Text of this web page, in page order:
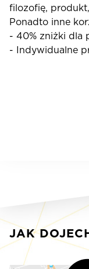
filozofię,
Ponadto inne
- 40% zniżki dla
- Indywidualne
JAK